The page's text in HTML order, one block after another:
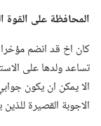
المحافظة على القوة
كان اخ قد انضم
تساعد ولدها على
الا يمكن ان يكون
الاجوبة القصيرة